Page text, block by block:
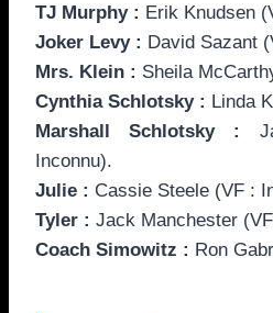
TJ Murphy : Erik Knudsen
Joker Levy : David Sazant
Mrs. Klein : Sheila
Cynthia Schlotsky : Linda
Marshall Schlotsky :
Inconnu).
Julie : Cassie Steele (VF :
Tyler : Jack Manchester
Coach Simowitz : Ron